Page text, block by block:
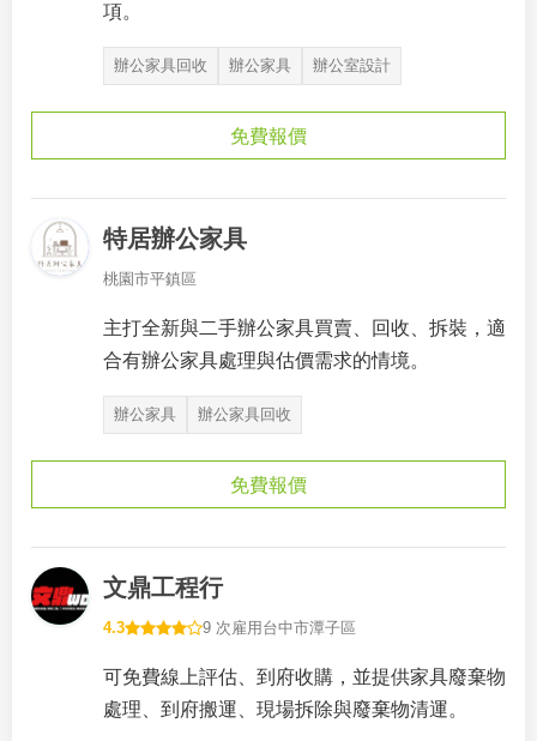
項。
辦公家具回收 辦公家具 辦公室設計
免費報價
特居辦公家具
桃園市平鎮區
主打全新與二手辦公家具買賣、回收、拆裝，適
合有辦公家具處理與估價需求的情境。
辦公家具 辦公家具回收
免費報價
文鼎工程行
4.3 9 次雇用 台中市潭子區
可免費線上評估、到府收購，並提供家具廢棄物
處理、到府搬運、現場拆除與廢棄物清運。